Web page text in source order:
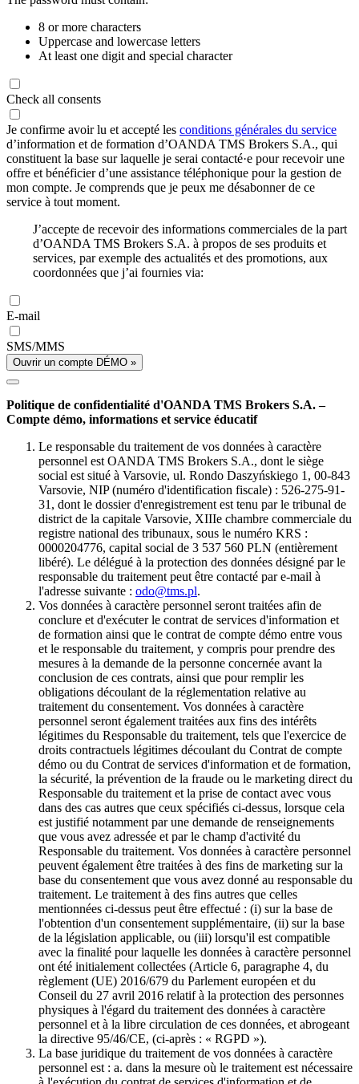
8 or more characters
Uppercase and lowercase letters
At least one digit and special character
Check all consents
Je confirme avoir lu et accepté les conditions générales du service
d’information et de formation d’OANDA TMS Brokers S.A., qui
constituent la base sur laquelle je serai contacté·e pour recevoir une
offre et bénéficier d’une assistance téléphonique pour la gestion de
mon compte. Je comprends que je peux me désabonner de ce
service à tout moment.
J’accepte de recevoir des informations commerciales de la part
d’OANDA TMS Brokers S.A. à propos de ses produits et
services, par exemple des actualités et des promotions, aux
coordonnées que j’ai fournies via:
E-mail
SMS/MMS
Ouvrir un compte DÉMO »
Politique de confidentialité d'OANDA TMS Brokers S.A. –
Compte démo, informations et service éducatif
Le responsable du traitement de vos données à caractère
personnel est OANDA TMS Brokers S.A., dont le siège
social est situé à Varsovie, ul. Rondo Daszyńskiego 1, 00-843
Varsovie, NIP (numéro d'identification fiscale) : 526-275-91-
31, dont le dossier d'enregistrement est tenu par le tribunal de
district de la capitale Varsovie, XIIIe chambre commerciale du
registre national des tribunaux, sous le numéro KRS :
0000204776, capital social de 3 537 560 PLN (entièrement
libéré). Le délégué à la protection des données désigné par le
responsable du traitement peut être contacté par e-mail à
l'adresse suivante : odo@tms.pl.
Vos données à caractère personnel seront traitées afin de
conclure et d'exécuter le contrat de services d'information et
de formation ainsi que le contrat de compte démo entre vous
et le responsable du traitement, y compris pour prendre des
mesures à la demande de la personne concernée avant la
conclusion de ces contrats, ainsi que pour remplir les
obligations découlant de la réglementation relative au
traitement du consentement. Vos données à caractère
personnel seront également traitées aux fins des intérêts
légitimes du Responsable du traitement, tels que l'exercice de
droits contractuels légitimes découlant du Contrat de compte
démo ou du Contrat de services d'information et de formation,
la sécurité, la prévention de la fraude ou le marketing direct du
Responsable du traitement et la prise de contact avec vous
dans des cas autres que ceux spécifiés ci-dessus, lorsque cela
est justifié notamment par une demande de renseignements
que vous avez adressée et par le champ d'activité du
Responsable du traitement. Vos données à caractère personnel
peuvent également être traitées à des fins de marketing sur la
base du consentement que vous avez donné au responsable du
traitement. Le traitement à des fins autres que celles
mentionnées ci-dessus peut être effectué : (i) sur la base de
l'obtention d'un consentement supplémentaire, (ii) sur la base
de la législation applicable, ou (iii) lorsqu'il est compatible
avec la finalité pour laquelle les données à caractère personnel
ont été initialement collectées (Article 6, paragraphe 4, du
règlement (UE) 2016/679 du Parlement européen et du
Conseil du 27 avril 2016 relatif à la protection des personnes
physiques à l'égard du traitement des données à caractère
personnel et à la libre circulation de ces données, et abrogeant
la directive 95/46/CE, (ci-après : « RGPD »).
La base juridique du traitement de vos données à caractère
personnel est : a. dans la mesure où le traitement est nécessaire